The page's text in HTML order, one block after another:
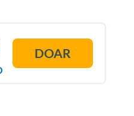
DOAR